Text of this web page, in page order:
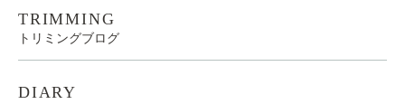
TRIMMING
トリミングブログ
DIARY